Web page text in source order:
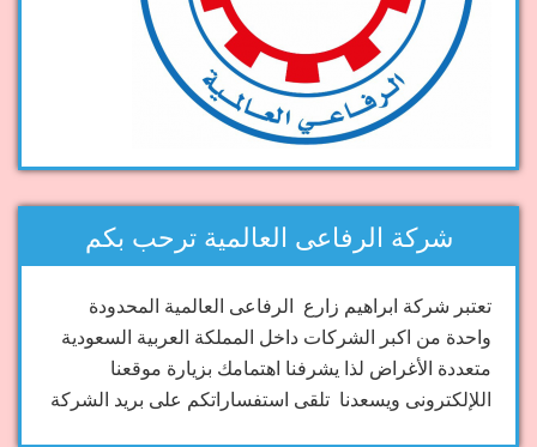
شركة الرفاعى العالمية ترحب بكم
تعتبر شركة ابراهيم زارع الرفاعى العالمية المحدودة
واحدة من اكبر الشركات داخل المملكة العربية السعودية
متعددة الأغراض لذا يشرفنا اهتمامك بزيارة موقعنا
اللإلكترونى ويسعدنا تلقى استفساراتكم على بريد الشركة